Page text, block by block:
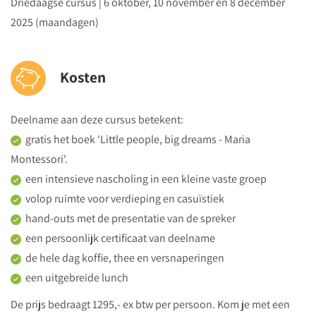
ontwikkeling van je kleuters? En hoe pak je dit aan in de
klas?
de Montessori visie in je dagelijkse lespraktijk
2025 (maandagen)
Kosten
Deelname aan deze cursus betekent:
gratis het boek 'Little people, big dreams - Maria
Montessori'.
een intensieve nascholing in een kleine vaste groep
volop ruimte voor verdieping en casuïstiek
hand-outs met de presentatie van de spreker
een persoonlijk certificaat van deelname
de hele dag koffie, thee en versnaperingen
een uitgebreide lunch
De prijs bedraagt 1295,- ex btw per persoon. Kom je met een